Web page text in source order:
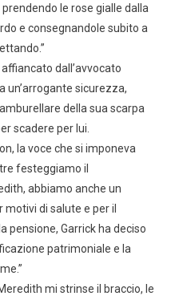
prendendo le rose gialle dalla
e consegnandole subito a
dall’avvocato
un’arrogante sicurezza,
della sua scarpa
scadere per lui.
la voce che si imponeva
festeggiamo il
abbiamo anche un
di salute e per il
pensione, Garrick ha deciso
patrimoniale e la
mi strinse il braccio, le